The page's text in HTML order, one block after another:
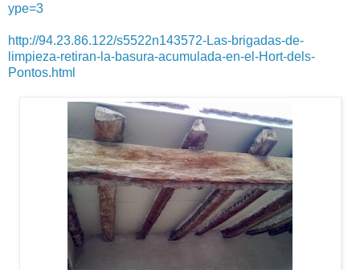
ype=3
http://94.23.86.122/s5522n143572-Las-brigadas-de-
limpieza-retiran-la-basura-acumulada-en-el-Hort-dels-
Pontos.html